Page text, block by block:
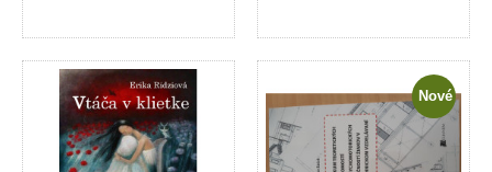
Nové